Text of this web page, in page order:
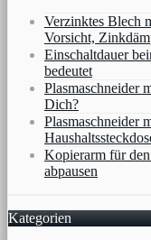
Verzinktes Blech
Vorsicht,
Einschaltdauer
bedeutet
Plasmaschneider
Dich?
Plasmaschneider
Kopierarm für
abpausen
Kategorien